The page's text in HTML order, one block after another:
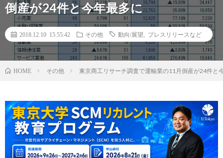
倒産が24件と今年最多に
2018.12.10 15:55:42 その他 動向/展望 プレスリリースなど
HOME その他 東京商工リサーチ調査で運輸業の11月倒産が24件と